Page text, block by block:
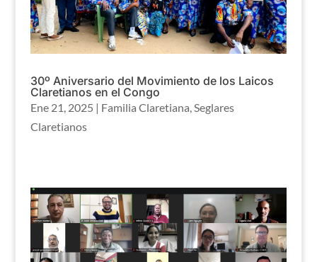
30º Aniversario del Movimiento de los Laicos
Claretianos en el Congo
Ene 21, 2025 | Familia Claretiana Seglares
Claretianos